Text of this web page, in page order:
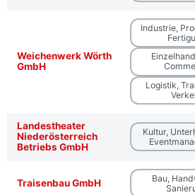
Weichenwerk Wörth
GmbH
Industrie,
Logistik,
Landestheater
Niederösterreich
Betriebs GmbH
Kultur,
Traisenbau GmbH
Bau,